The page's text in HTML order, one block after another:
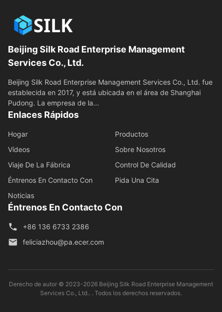
Beijing Silk Road Enterprise Management
Services Co., Ltd.
Beijing Silk Road Enterprise Management Services Co., Ltd. fue
establecida en 2017, y está ubicada en el área de Shanghai
Pudong. La empresa de la...
Enlaces Rápidos
Hogar
Productos
Vídeos
Sobre Nosotros
Viaje De La Fábrica
Control De Calidad
Éntrenos En Contacto Con
Pida Una Cita
Noticias
Éntrenos En Contacto Con
+86 136 6733 2386
feliciazhou@pa.ecer.com
Derecho de autor © 2023-2026 Beijing Silk Road Enterprise Management
Services Co., Ltd.. . Todos los derechos reservados.